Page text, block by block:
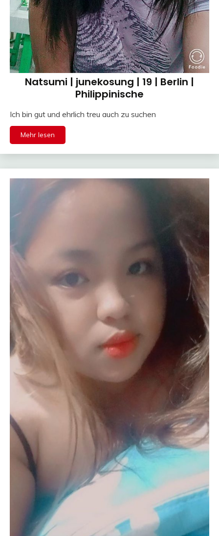
Natsumi | junekosung | 19 | Berlin |
Philippinische
Ich bin gut und ehrlich treu auch zu suchen
Mehr lesen